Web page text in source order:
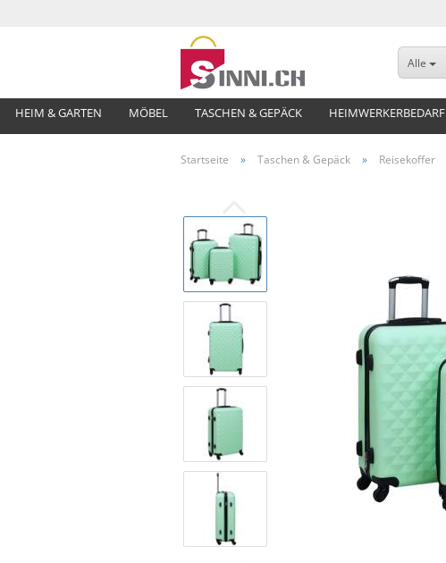
Alle
HEIM & GARTEN MÖBEL TASCHEN & GEPÄCK HEIMWERKERBEDARF
Startseite » Taschen & Gepäck » Reisekoffer